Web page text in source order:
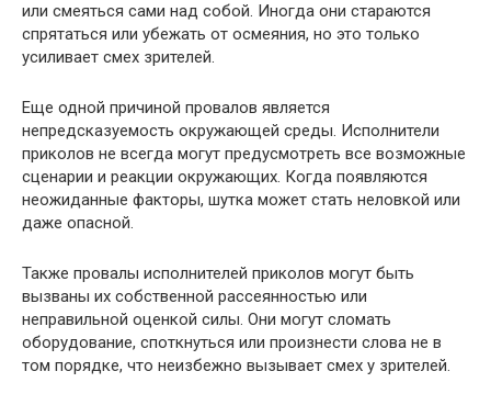
или смеяться сами над собой. Иногда они стараются
спрятаться или убежать от осмеяния, но это только
усиливает смех зрителей.
Еще одной причиной провалов является
непредсказуемость окружающей среды. Исполнители
приколов не всегда могут предусмотреть все возможные
сценарии и реакции окружающих. Когда появляются
неожиданные факторы, шутка может стать неловкой или
даже опасной.
Также провалы исполнителей приколов могут быть
вызваны их собственной рассеянностью или
неправильной оценкой силы. Они могут сломать
оборудование, споткнуться или произнести слова не в
том порядке, что неизбежно вызывает смех у зрителей.